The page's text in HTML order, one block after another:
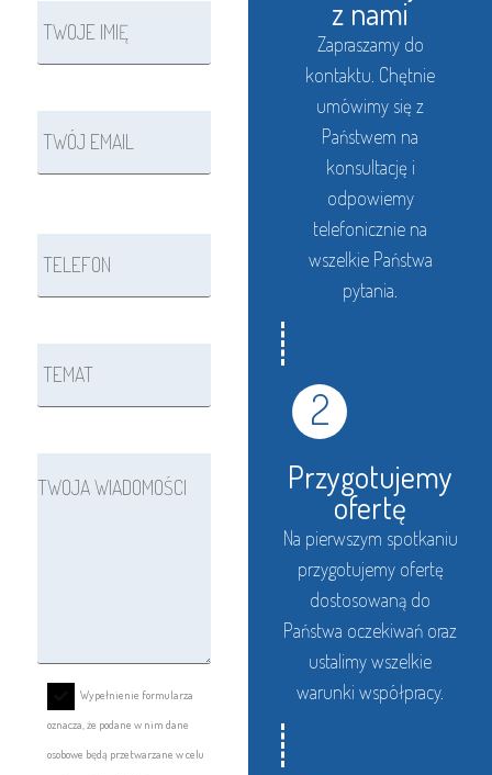
Wypełnienie formularza
oznacza, że podane w nim dane
osobowe będą przetwarzane w celu
z nami
Zapraszamy do
kontaktu. Chętnie
umówimy się z
Państwem na
konsultację i
odpowiemy
telefonicznie na
wszelkie Państwa
pytania.
2
Przygotujemy
ofertę
Na pierwszym spotkaniu
przygotujemy ofertę
dostosowaną do
Państwa oczekiwań oraz
ustalimy wszelkie
warunki współpracy.